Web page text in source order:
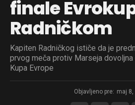
finale
Radničkom
Kapiten Radničkog ističe da je
prvog meča protiv Marseja
Kupa Evrope
Objavljeno pre: maj 8,